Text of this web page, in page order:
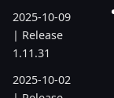
2025-10-09
| Release
1.11.31
2025-10-02